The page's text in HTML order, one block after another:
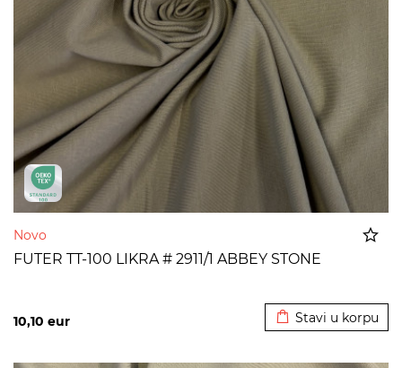
Novo
FUTER TT-100 LIKRA # 2911/1 ABBEY STONE
10,10 eur Stavi u korpu